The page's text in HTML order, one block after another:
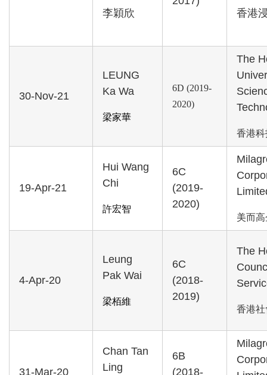
李穎欣 香港
30-Nov-21
LEUNG
Ka Wa
梁家華
6D (2019-
2020)
The
香港
19-Apr-21
Hui Wang
Chi
許宏智
6C
(2019-
2020)
美而
4-Apr-20
Leung
Pak Wai
梁栢維
6C
(2018-
2019)
The
香港
31-Mar-20
Chan Tan
Ling
6B
(2018-